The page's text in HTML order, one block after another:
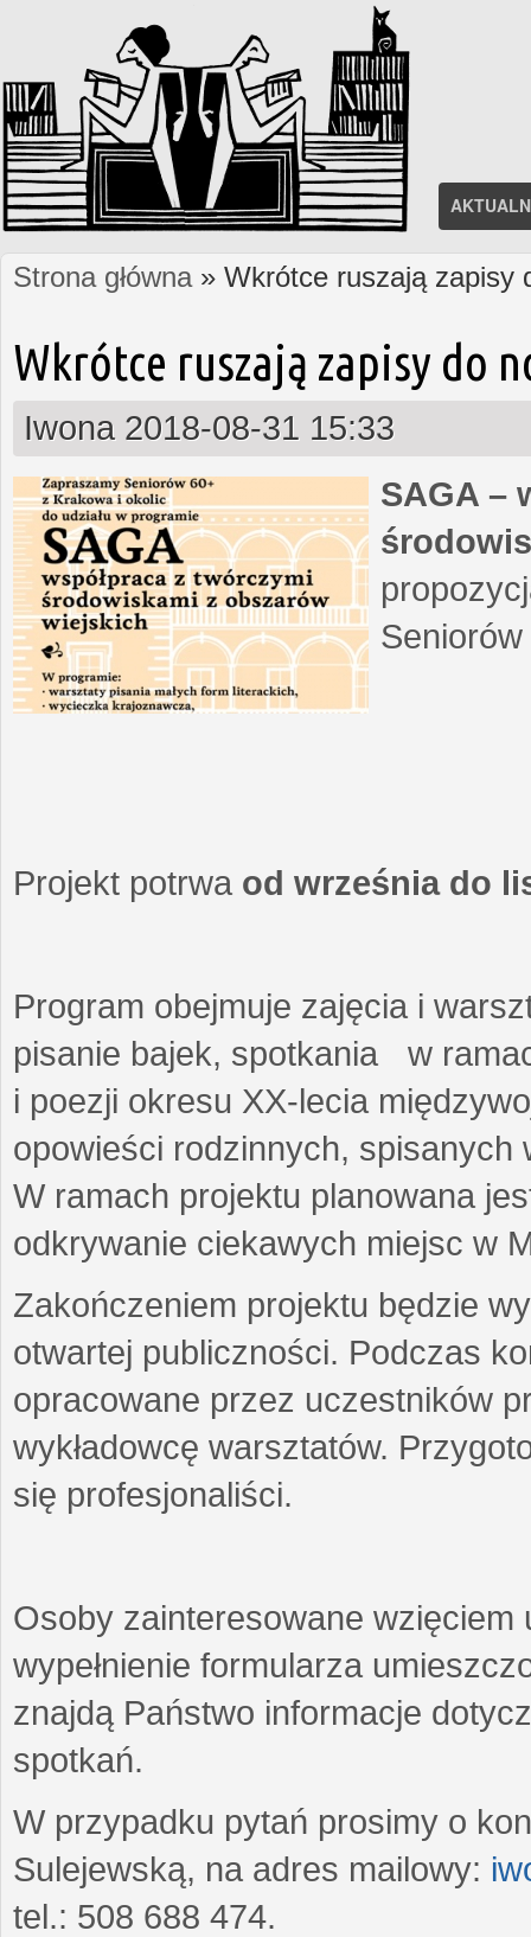
Jesteś tutaj
Strona główna» Wkrótce ruszają zapisy
Wkrótce ruszają zapisy do
Iwona 2018-08-31 15:33
SAGA –
Projekt potrwa od września do
Program obejmuje zajęcia i
pisanie bajek, spotkania w
i poezji okresu XX-lecia
opowieści rodzinnych,
W ramach projektu planowana
odkrywanie ciekawych miejsc w
Zakończeniem projektu będzie
otwartej publiczności. Podczas
opracowane przez uczestników
wykładowcę warsztatów.
się profesjonaliści.
Osoby zainteresowane wzięciem
wypełnienie formularza
znajdą Państwo informacje
spotkań.
W przypadku pytań prosimy o
Sulejewską, na adres mailowy:
tel.: 508 688 474.